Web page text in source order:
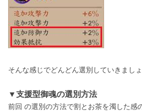
そんな感じでどんどん選別していきましょ
▼支援型御魂の選別方法
前回 の選別の方法で割とお茶を濁した感